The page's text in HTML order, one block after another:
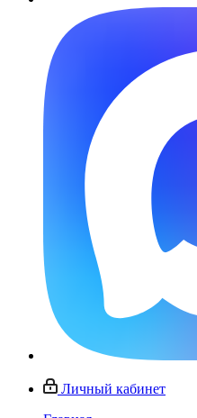
Личный кабинет